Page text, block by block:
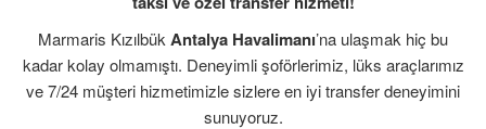
Marmaris Kızılbük Antalya Havalimanı’na ulaşmak hiç bu
kadar kolay olmamıştı. Deneyimli şoförlerimiz, lüks araçlarımız
ve 7/24 müşteri hizmetimizle sizlere en iyi transfer deneyimini
sunuyoruz.